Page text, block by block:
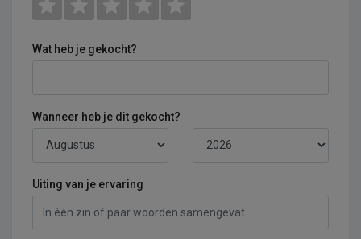
Wat heb je gekocht?
Wanneer heb je dit gekocht?
Uiting van je ervaring